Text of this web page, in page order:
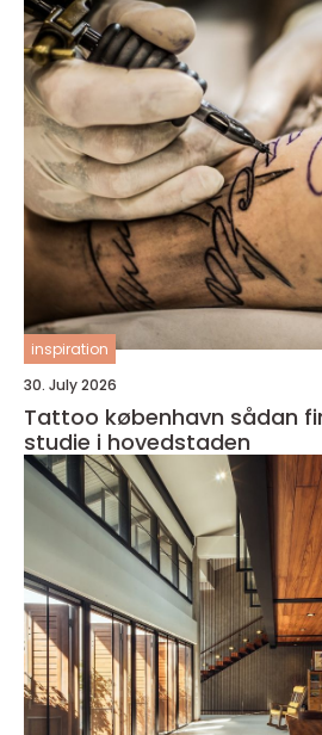
inspiration
30. July 2026
Tattoo københavn sådan finder du det rette
studie i hovedstaden